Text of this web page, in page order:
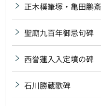
正木樸筆塚・亀田鵬
聖廟九百年御忌句碑
西誉蓮入入定墳の碑
石川勝蔵歌碑